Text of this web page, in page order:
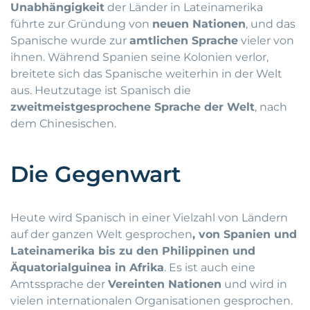
Unabhängigkeit der Länder in Lateinamerika
führte zur Gründung von neuen Nationen, und das
Spanische wurde zur amtlichen Sprache vieler von
ihnen. Während Spanien seine Kolonien verlor,
breitete sich das Spanische weiterhin in der Welt
aus. Heutzutage ist Spanisch die
zweitmeistgesprochene Sprache der Welt, nach
dem Chinesischen.
Die Gegenwart
Heute wird Spanisch in einer Vielzahl von Ländern
auf der ganzen Welt gesprochen, von Spanien und
Lateinamerika bis zu den Philippinen und
Äquatorialguinea in Afrika. Es ist auch eine
Amtssprache der Vereinten Nationen und wird in
vielen internationalen Organisationen gesprochen.